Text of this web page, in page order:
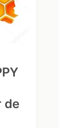
de